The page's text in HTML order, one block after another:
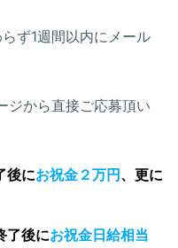
ず1週間以内にメール
から直接ご応募頂い
後にお祝金２万円 、 更に
了後にお祝金日給相当